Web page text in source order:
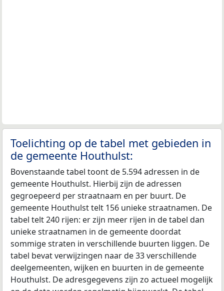
Toelichting op de tabel met gebieden in
de gemeente Houthulst:
Bovenstaande tabel toont de 5.594 adressen in de
gemeente Houthulst. Hierbij zijn de adressen
gegroepeerd per straatnaam en per buurt. De
gemeente Houthulst telt 156 unieke straatnamen. De
tabel telt 240 rijen: er zijn meer rijen in de tabel dan
unieke straatnamen in de gemeente doordat
sommige straten in verschillende buurten liggen. De
tabel bevat verwijzingen naar de 33 verschillende
deelgemeenten, wijken en buurten in de gemeente
Houthulst. De adresgegevens zijn zo actueel mogelijk